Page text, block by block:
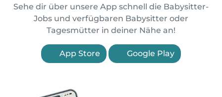
Sehe dir über unsere App schnell die Babysitter-
Jobs und verfügbaren Babysitter oder
Tagesmütter in deiner Nähe an!
App Store Google Play